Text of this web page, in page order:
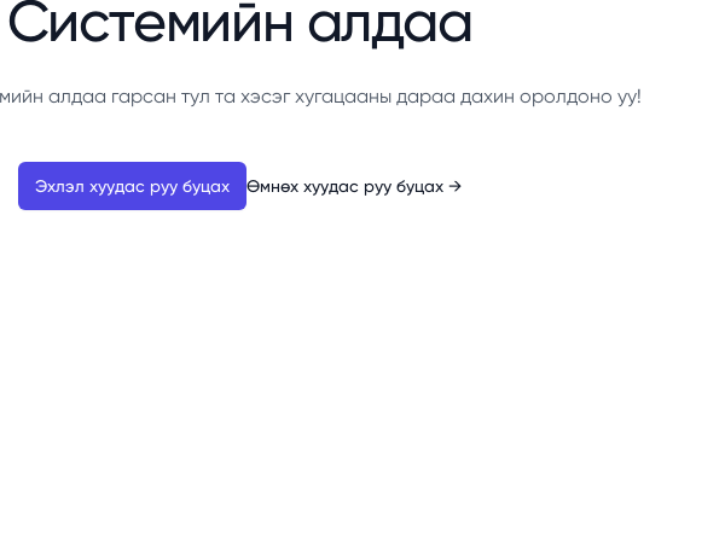
Системийн алдаа
алдаа гарсан тул та хэсэг хугацааны дараа дахин оролдоно уу!
Эхлэл хуудас руу буцах Өмнөх хуудас руу буцах →